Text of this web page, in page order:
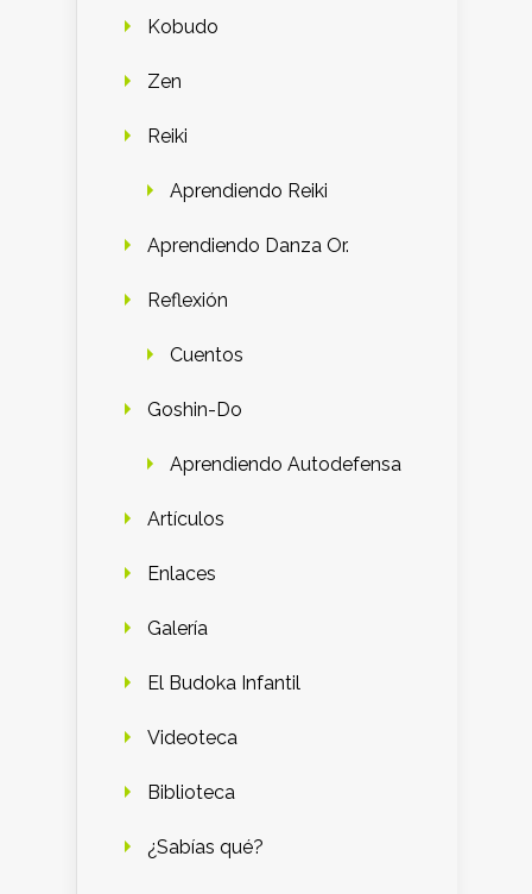
Kobudo
Zen
Reiki
Aprendiendo Reiki
Aprendiendo Danza Or.
Reflexión
Cuentos
Goshin-Do
Aprendiendo Autodefensa
Artículos
Enlaces
Galería
El Budoka Infantil
Videoteca
Biblioteca
¿Sabías qué?